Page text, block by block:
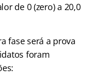
de 0 (zero) a 20,0
fase será a prova
foram